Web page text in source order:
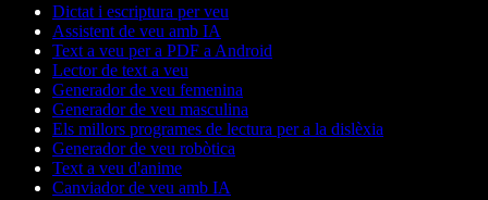
Dictat i escriptura per veu
Assistent de veu amb IA
Text a veu per a PDF a Android
Lector de text a veu
Generador de veu femenina
Generador de veu masculina
Els millors programes de lectura per a la dislèxia
Generador de veu robòtica
Text a veu d'anime
Canviador de veu amb IA